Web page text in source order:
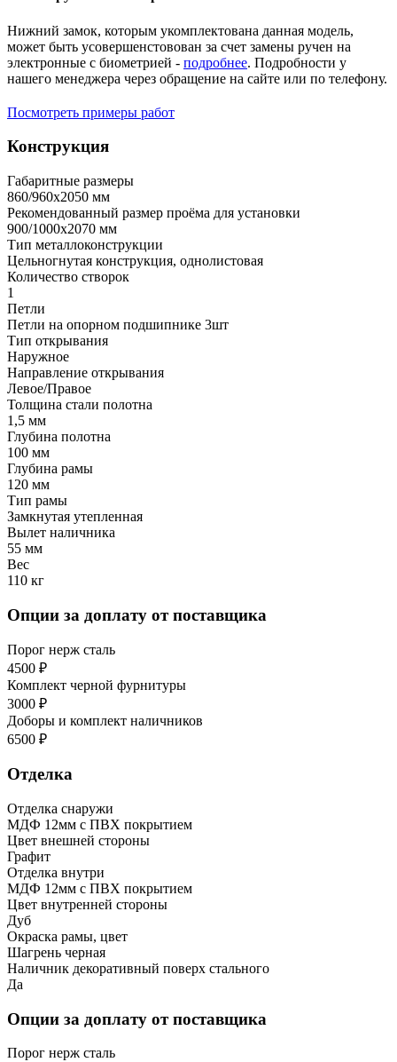
Нижний замок, которым укомплектована данная модель,
может быть усовершенстовован за счет замены ручен на
электронные с биометрией - подробнее. Подробности у
нашего менеджера через обращение на сайте или по телефону.
Посмотреть примеры работ
Конструкция
Габаритные размеры
860/960х2050 мм
Рекомендованный размер проёма для установки
900/1000х2070 мм
Тип металлоконструкции
Цельногнутая конструкция, однолистовая
Количество створок
1
Петли
Петли на опорном подшипнике 3шт
Тип открывания
Наружное
Направление открывания
Левое/Правое
Толщина стали полотна
1,5 мм
Глубина полотна
100 мм
Глубина рамы
120 мм
Тип рамы
Замкнутая утепленная
Вылет наличника
55 мм
Вес
110 кг
Опции за доплату от поставщика
Порог нерж сталь
4500 ₽
Комплект черной фурнитуры
3000 ₽
Доборы и комплект наличников
6500 ₽
Отделка
Отделка снаружи
МДФ 12мм с ПВХ покрытием
Цвет внешней стороны
Графит
Отделка внутри
МДФ 12мм с ПВХ покрытием
Цвет внутренней стороны
Дуб
Окраска рамы, цвет
Шагрень черная
Наличник декоративный поверх стального
Да
Опции за доплату от поставщика
Порог нерж сталь